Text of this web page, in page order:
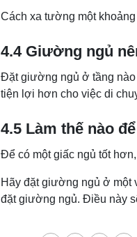
Cách xa tường một
4.4 Giường ngủ
Đặt giường ngủ ở tầng nào
tiện lợi hơn cho việc di
4.5 Làm thế nào
Để có một giấc ngủ tốt
Hãy đặt giường ngủ ở một
đặt giường ngủ. Điều này